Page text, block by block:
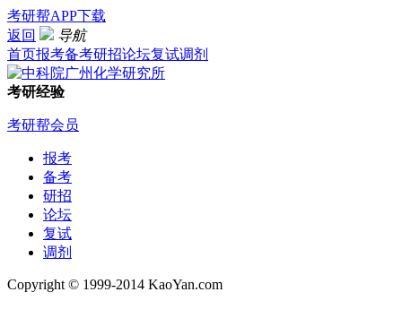
考研帮APP下载
返回
导航
首页报考备考研招论坛复试调剂
考研经验
考研帮会员
报考
备考
研招
论坛
复试
调剂
Copyright © 1999-2014 KaoYan.com